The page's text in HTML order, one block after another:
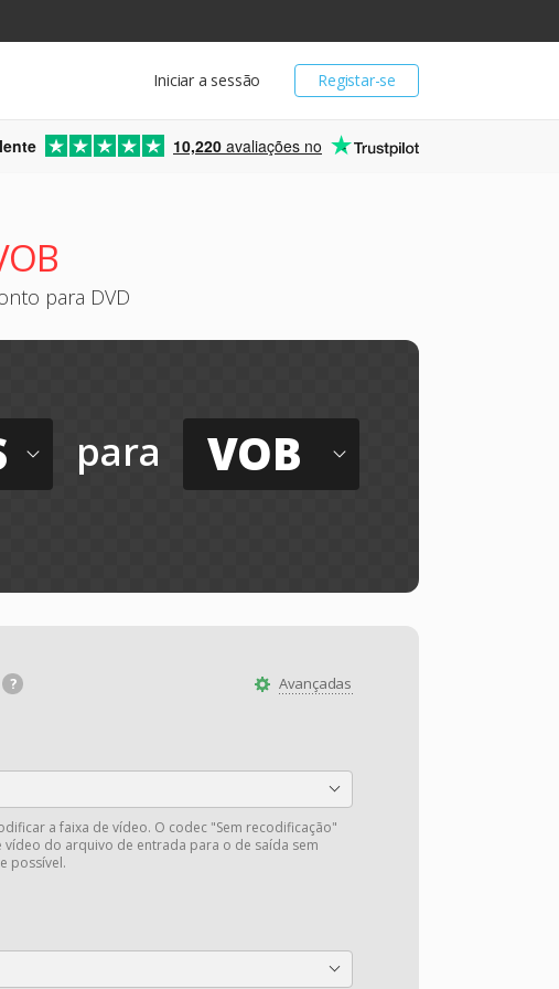
Registar-se
Iniciar a sessão
10,220 avaliações no
para DVD
para VOB
Avançadas
a faixa de vídeo. O codec "Sem recodificação"
vídeo do arquivo de entrada para o de saída sem
possível.